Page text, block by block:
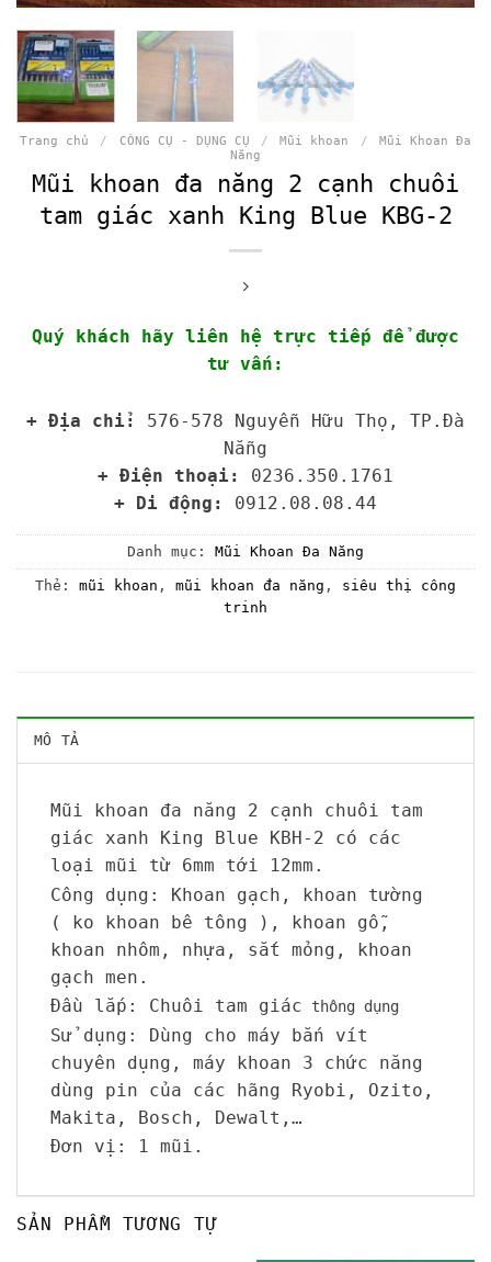
Trang chủ / CÔNG CỤ - DỤNG CỤ / Mũi khoan /
Mũi Khoan Đa
Năng
Mũi khoan đa năng 2 cạnh chuôi
tam giác xanh King Blue KBG-2
Quý khách hãy liên hệ trực tiếp để được
tư vấn:
+ Địa chỉ: 576-578 Nguyễn Hữu Thọ, TP.Đà
Nẵng
+ Điện thoại: 0236.350.1761
+ Di động: 0912.08.08.44
Danh mục: Mũi Khoan Đa Năng
Thẻ: mũi khoan , mũi khoan đa năng , siêu thị công
trinh
MÔ TẢ
Mũi khoan đa năng 2 cạnh chuôi tam
giác xanh King Blue KBH-2 có các
loại mũi từ 6mm tới 12mm.
Công dụng: Khoan gạch, khoan tường
( ko khoan bê tông ), khoan gỗ,
khoan nhôm, nhựa, sắt mỏng, khoan
gạch men.
Đầu lắp: Chuôi tam giác thông dụng
Sử dụng: Dùng cho máy bắn vít
chuyên dụng, máy khoan 3 chức năng
dùng pin của các hãng Ryobi, Ozito,
Makita, Bosch, Dewalt,…
Đơn vị: 1 mũi.
SẢN PHẨM TƯƠNG TỰ